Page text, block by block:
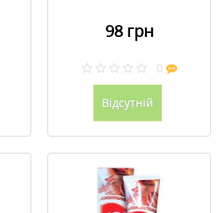
98 грн
0
Відсутній